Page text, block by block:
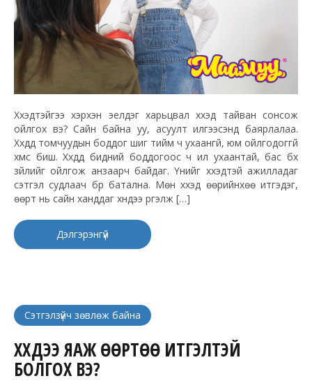
Хүүхэдтэйгээ хэрхэн эелдэг харьцвал хүүхэд тайван сонсож
ойлгох вэ? Сайн байна уу, асуулт илгээсэнд баярлалаа.
Хүүхдүүд томчуудын боддог шиг тийм ч ухаангүй, юм ойлгодоггүй
хүмүүс биш. Хүүхдүүд бидний боддогоос ч илүү ухаантай, бас бүх
зүйлийг ойлгож анзаарч байдаг. Үүнийг хүүхэдтэй ажилладаг
сэтгэл судлаач бүр батална. Мөн хүүхэд өөрийнхөө итгэдэг,
өөрт нь сайн ханддаг хүндээ үргэлж […]
Дэлгэрэнгүй
Сэтгэлзүйч зөвлөж байна
ХҮҮХДЭЭ ЯАЖ ӨӨРТӨӨ ИТГЭЛТЭЙ
БОЛГОХ ВЭ?